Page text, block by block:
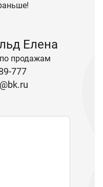
Елена
продажам
777